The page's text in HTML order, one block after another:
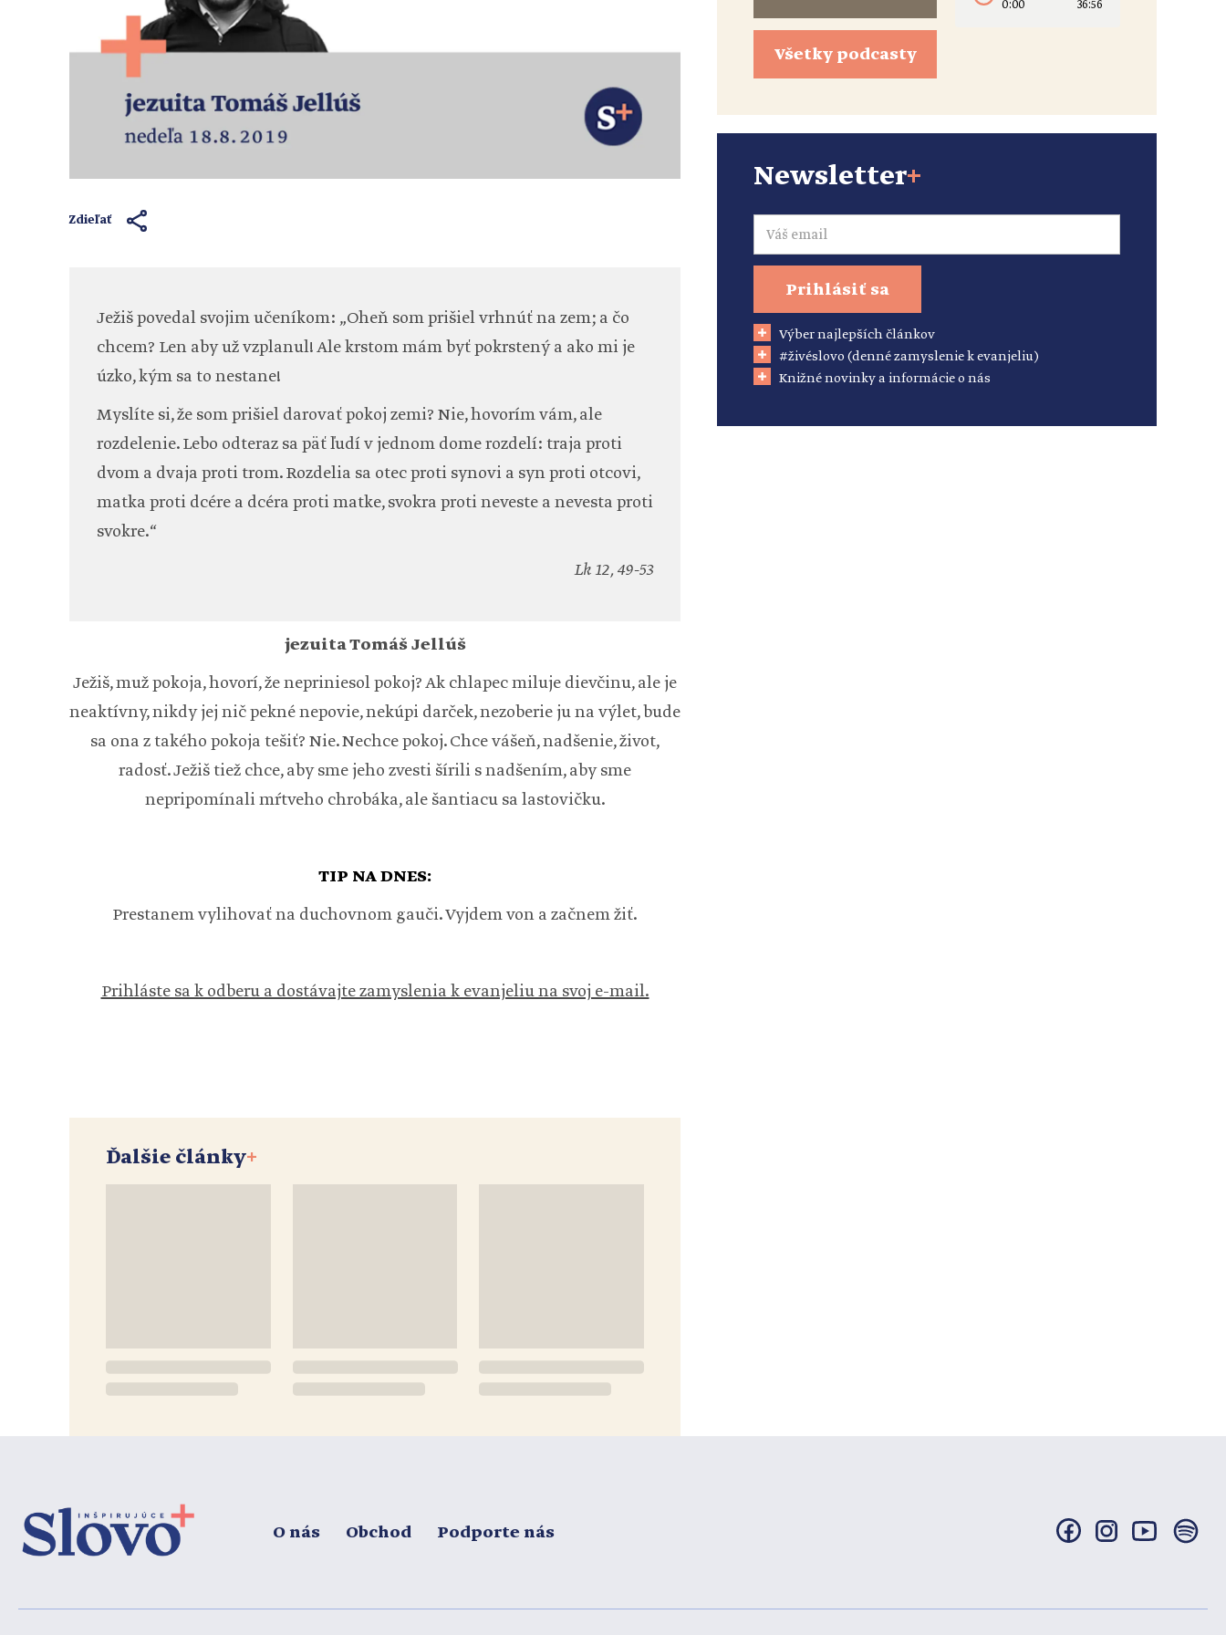
Zdieľať
Ježiš povedal svojim učeníkom: „Oheň som prišiel vrhnúť na zem; a čo
chcem? Len aby už vzplanul! Ale krstom mám byť pokrstený a ako mi je
úzko, kým sa to nestane!
Myslíte si, že som prišiel darovať pokoj zemi? Nie, hovorím vám, ale
rozdelenie. Lebo odteraz sa päť ľudí v jednom dome rozdelí: traja proti
dvom a dvaja proti trom. Rozdelia sa otec proti synovi a syn proti otcovi,
matka proti dcére a dcéra proti matke, svokra proti neveste a nevesta proti
svokre.“
Lk 12, 49-53
jezuita Tomáš Jellúš
Ježiš, muž pokoja, hovorí, že nepriniesol pokoj? Ak chlapec miluje dievčinu, ale je
neaktívny, nikdy jej nič pekné nepovie, nekúpi darček, nezoberie ju na výlet, bude
sa ona z takého pokoja tešiť? Nie. Nechce pokoj. Chce vášeň, nadšenie, život,
radosť. Ježiš tiež chce, aby sme jeho zvesti šírili s nadšením, aby sme
nepripomínali mŕtveho chrobáka, ale šantiacu sa lastovičku.
TIP NA DNES:
Prestanem vylihovať na duchovnom gauči. Vyjdem von a začnem žiť.
Prihláste sa k odberu a dostávajte zamyslenia k evanjeliu na svoj e-mail.
Ďalšie články+
Všetky podcasty
0:00 36:56
Newsletter+
Email
Prihlásiť sa
Výber najlepších článkov
#živéslovo (denné zamyslenie k evanjeliu)
Knižné novinky a informácie o nás
O nás Obchod Podporte nás